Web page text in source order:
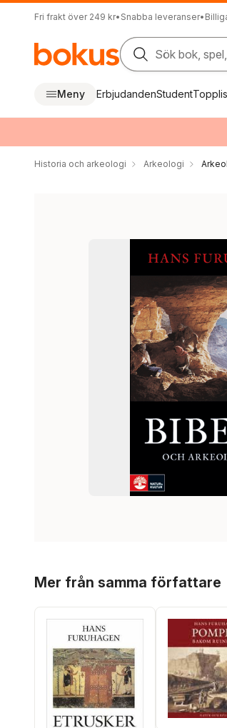
Fri frakt över 249 kr• Snabba leveranser•
Sök bok,
Meny ErbjudandenStudent
Historia och arkeologi Arkeologi
Mer från samma författare